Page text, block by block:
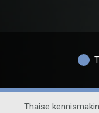
Thaise